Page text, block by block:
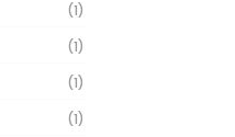
(1)
(1)
(1)
(1)